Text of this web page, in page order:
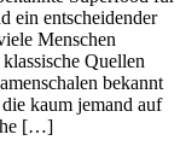
ein entscheidender
Menschen
Quellen
bekannt
kaum jemand auf
[…]